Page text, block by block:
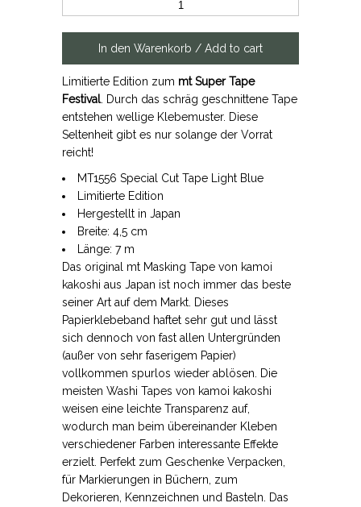
Limitierte Edition zum mt Super Tape
Festival. Durch das schräg geschnittene Tape
entstehen wellige Klebemuster. Diese
Seltenheit gibt es nur solange der Vorrat
reicht!
MT1556 Special Cut Tape Light Blue
Limitierte Edition
Hergestellt in Japan
Breite: 4,5 cm
Länge: 7 m
Das original mt Masking Tape von kamoi
kakoshi aus Japan ist noch immer das beste
seiner Art auf dem Markt. Dieses
Papierklebeband haftet sehr gut und lässt
sich dennoch von fast allen Untergründen
(außer von sehr faserigem Papier)
vollkommen spurlos wieder ablösen. Die
meisten Washi Tapes von kamoi kakoshi
weisen eine leichte Transparenz auf,
wodurch man beim übereinander Kleben
verschiedener Farben interessante Effekte
erzielt. Perfekt zum Geschenke Verpacken,
für Markierungen in Büchern, zum
Dekorieren, Kennzeichnen und Basteln. Das